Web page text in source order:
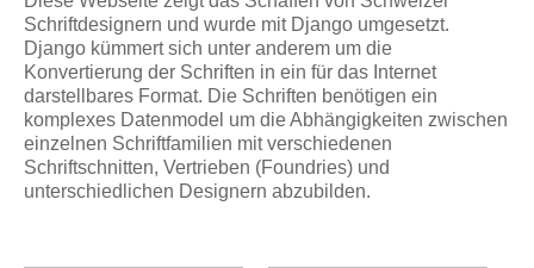
Schriftdesignern und wurde mit Django umgesetzt.
Django kümmert sich unter anderem um die
Konvertierung der Schriften in ein für das Internet
darstellbares Format. Die Schriften benötigen ein
komplexes Datenmodel um die Abhängigkeiten zwischen
einzelnen Schriftfamilien mit verschiedenen
Schriftschnitten, Vertrieben (Foundries) und
unterschiedlichen Designern abzubilden.